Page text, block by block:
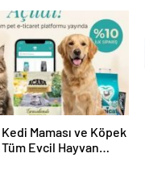
Maması ve Köpek
Tüm Evcil Hayvan